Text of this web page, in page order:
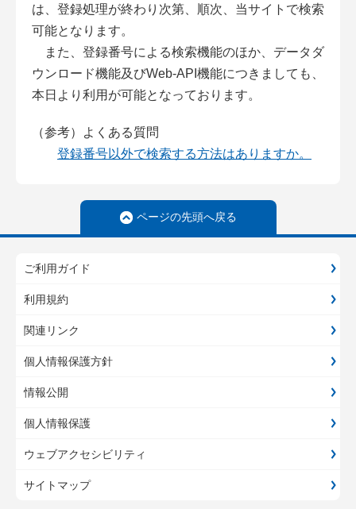
は、登録処理が終わり次第、順次、当サイトで検索
可能となります。
また、登録番号による検索機能のほか、データダ
ウンロード機能及びWeb-API機能につきましても、
本日より利用が可能となっております。
（参考）よくある質問
登録番号以外で検索する方法はありますか。
ページの先頭へ戻る
ご利用ガイド
利用規約
関連リンク
個人情報保護方針
情報公開
個人情報保護
ウェブアクセシビリティ
サイトマップ